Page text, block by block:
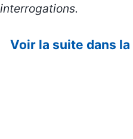
interrogations.
Voir la suite dans